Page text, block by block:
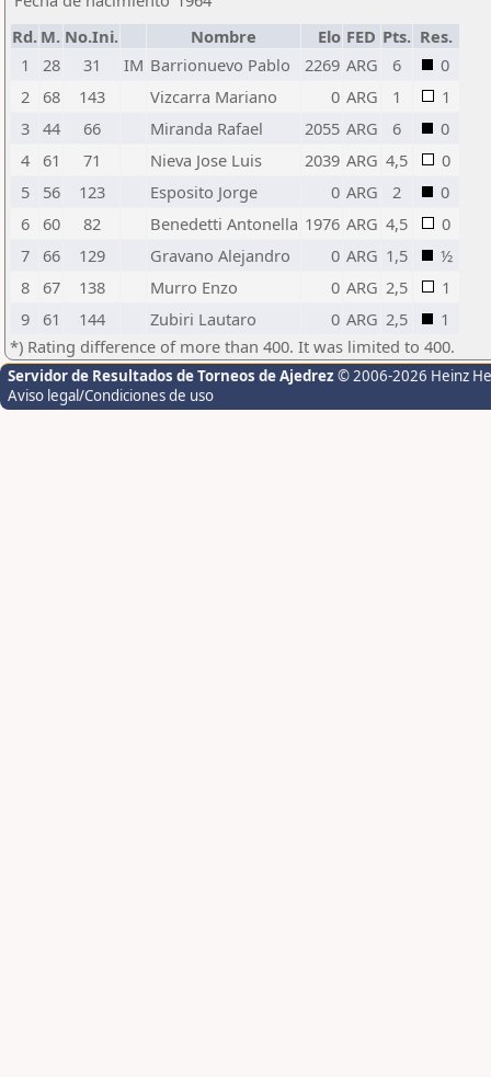
Rd. M. No.Ini. Nombre Elo FED Pts. Res.
1
28 31 IM Barrionuevo Pablo 2269 ARG 6
0
2 68 143 Vizcarra Mariano 0 ARG 1
1
3 44 66 Miranda Rafael 2055 ARG 6
0
4 61 71 Nieva Jose Luis 2039 ARG 4,5
0
5
56 123 Esposito Jorge 0 ARG 2
0
6 60 82 Benedetti Antonella 1976 ARG 4,5
0
7
66 129 Gravano Alejandro 0 ARG 1,5
½
8 67 138 Murro Enzo 0 ARG 2,5
1
9
61 144 Zubiri Lautaro 0 ARG 2,5
1
*) Rating difference of more than 400. It was limited to 400.
Servidor de Resultados de Torneos de Ajedrez © 2006-2026 Heinz
Aviso legal/Condiciones de uso